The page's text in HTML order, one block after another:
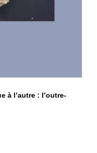
à l’autre : l’outre-